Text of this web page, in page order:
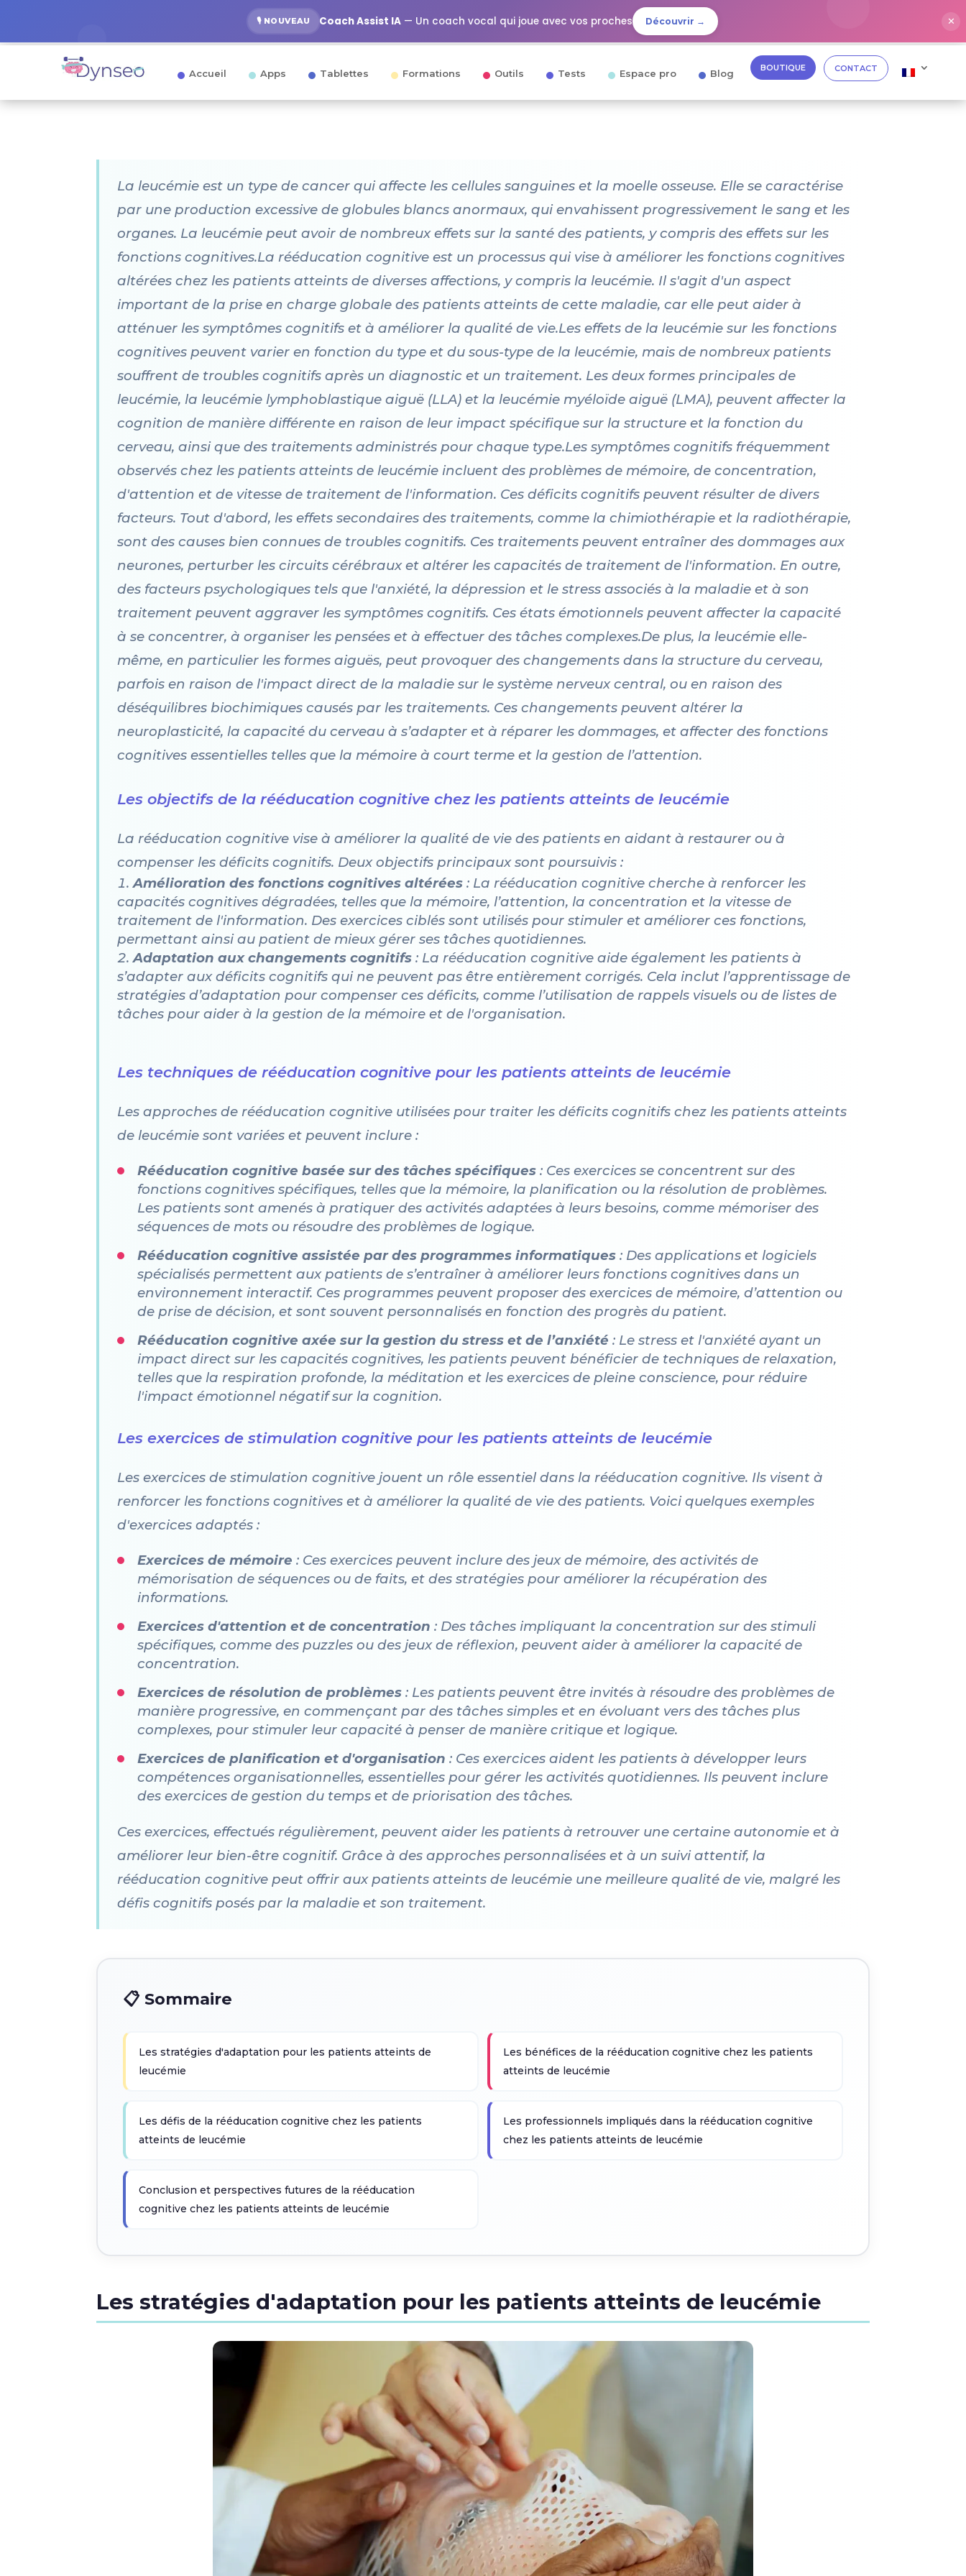
🎙️ NOUVEAU Coach Assist IA— Un coach vocal qui joue avec vos proches Découvrir → ✕
Accueil Apps Tablettes Formations Outils Tests Espace pro Blog BOUTIQUE CONTACT
La leucémie est un type de cancer qui affecte les cellules sanguines et la moelle osseuse. Elle se caractérise
par une production excessive de globules blancs anormaux, qui envahissent progressivement le sang et les
organes. La leucémie peut avoir de nombreux effets sur la santé des patients, y compris des effets sur les
fonctions cognitives.La rééducation cognitive est un processus qui vise à améliorer les fonctions cognitives
altérées chez les patients atteints de diverses affections, y compris la leucémie. Il s'agit d'un aspect
important de la prise en charge globale des patients atteints de cette maladie, car elle peut aider à
atténuer les symptômes cognitifs et à améliorer la qualité de vie.Les effets de la leucémie sur les fonctions
cognitives peuvent varier en fonction du type et du sous-type de la leucémie, mais de nombreux patients
souffrent de troubles cognitifs après un diagnostic et un traitement. Les deux formes principales de
leucémie, la leucémie lymphoblastique aiguë (LLA) et la leucémie myéloïde aiguë (LMA), peuvent affecter la
cognition de manière différente en raison de leur impact spécifique sur la structure et la fonction du
cerveau, ainsi que des traitements administrés pour chaque type.Les symptômes cognitifs fréquemment
observés chez les patients atteints de leucémie incluent des problèmes de mémoire, de concentration,
d'attention et de vitesse de traitement de l'information. Ces déficits cognitifs peuvent résulter de divers
facteurs. Tout d'abord, les effets secondaires des traitements, comme la chimiothérapie et la radiothérapie,
sont des causes bien connues de troubles cognitifs. Ces traitements peuvent entraîner des dommages aux
neurones, perturber les circuits cérébraux et altérer les capacités de traitement de l'information. En outre,
des facteurs psychologiques tels que l'anxiété, la dépression et le stress associés à la maladie et à son
traitement peuvent aggraver les symptômes cognitifs. Ces états émotionnels peuvent affecter la capacité
à se concentrer, à organiser les pensées et à effectuer des tâches complexes.De plus, la leucémie elle-
même, en particulier les formes aiguës, peut provoquer des changements dans la structure du cerveau,
parfois en raison de l'impact direct de la maladie sur le système nerveux central, ou en raison des
déséquilibres biochimiques causés par les traitements. Ces changements peuvent altérer la
neuroplasticité, la capacité du cerveau à s’adapter et à réparer les dommages, et affecter des fonctions
cognitives essentielles telles que la mémoire à court terme et la gestion de l’attention.
Les objectifs de la rééducation cognitive chez les patients atteints de leucémie
La rééducation cognitive vise à améliorer la qualité de vie des patients en aidant à restaurer ou à
compenser les déficits cognitifs. Deux objectifs principaux sont poursuivis :
Amélioration des fonctions cognitives altérées : La rééducation cognitive cherche à renforcer les
capacités cognitives dégradées, telles que la mémoire, l’attention, la concentration et la vitesse de
traitement de l'information. Des exercices ciblés sont utilisés pour stimuler et améliorer ces fonctions,
permettant ainsi au patient de mieux gérer ses tâches quotidiennes.
Adaptation aux changements cognitifs : La rééducation cognitive aide également les patients à
s’adapter aux déficits cognitifs qui ne peuvent pas être entièrement corrigés. Cela inclut l’apprentissage de
stratégies d’adaptation pour compenser ces déficits, comme l’utilisation de rappels visuels ou de listes de
tâches pour aider à la gestion de la mémoire et de l'organisation.
Les techniques de rééducation cognitive pour les patients atteints de leucémie
Les approches de rééducation cognitive utilisées pour traiter les déficits cognitifs chez les patients atteints
de leucémie sont variées et peuvent inclure :
Rééducation cognitive basée sur des tâches spécifiques : Ces exercices se concentrent sur des
fonctions cognitives spécifiques, telles que la mémoire, la planification ou la résolution de problèmes.
Les patients sont amenés à pratiquer des activités adaptées à leurs besoins, comme mémoriser des
séquences de mots ou résoudre des problèmes de logique.
Rééducation cognitive assistée par des programmes informatiques : Des applications et logiciels
spécialisés permettent aux patients de s’entraîner à améliorer leurs fonctions cognitives dans un
environnement interactif. Ces programmes peuvent proposer des exercices de mémoire, d’attention ou
de prise de décision, et sont souvent personnalisés en fonction des progrès du patient.
Rééducation cognitive axée sur la gestion du stress et de l’anxiété : Le stress et l'anxiété ayant un
impact direct sur les capacités cognitives, les patients peuvent bénéficier de techniques de relaxation,
telles que la respiration profonde, la méditation et les exercices de pleine conscience, pour réduire
l'impact émotionnel négatif sur la cognition.
Les exercices de stimulation cognitive pour les patients atteints de leucémie
Les exercices de stimulation cognitive jouent un rôle essentiel dans la rééducation cognitive. Ils visent à
renforcer les fonctions cognitives et à améliorer la qualité de vie des patients. Voici quelques exemples
d'exercices adaptés :
Exercices de mémoire : Ces exercices peuvent inclure des jeux de mémoire, des activités de
mémorisation de séquences ou de faits, et des stratégies pour améliorer la récupération des
informations.
Exercices d'attention et de concentration : Des tâches impliquant la concentration sur des stimuli
spécifiques, comme des puzzles ou des jeux de réflexion, peuvent aider à améliorer la capacité de
concentration.
Exercices de résolution de problèmes : Les patients peuvent être invités à résoudre des problèmes de
manière progressive, en commençant par des tâches simples et en évoluant vers des tâches plus
complexes, pour stimuler leur capacité à penser de manière critique et logique.
Exercices de planification et d'organisation : Ces exercices aident les patients à développer leurs
compétences organisationnelles, essentielles pour gérer les activités quotidiennes. Ils peuvent inclure
des exercices de gestion du temps et de priorisation des tâches.
Ces exercices, effectués régulièrement, peuvent aider les patients à retrouver une certaine autonomie et à
améliorer leur bien-être cognitif. Grâce à des approches personnalisées et à un suivi attentif, la
rééducation cognitive peut offrir aux patients atteints de leucémie une meilleure qualité de vie, malgré les
défis cognitifs posés par la maladie et son traitement.
📋 Sommaire
Les stratégies d'adaptation pour les patients atteints de
leucémie
Les bénéfices de la rééducation cognitive chez les patients
atteints de leucémie
Les défis de la rééducation cognitive chez les patients
atteints de leucémie
Les professionnels impliqués dans la rééducation cognitive
chez les patients atteints de leucémie
Conclusion et perspectives futures de la rééducation
cognitive chez les patients atteints de leucémie
Les stratégies d'adaptation pour les patients atteints de leucémie